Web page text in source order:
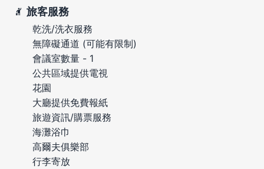
旅客服務
乾洗/洗衣服務
無障礙通道 (可能有限制)
會議室數量 - 1
公共區域提供電視
花園
大廳提供免費報紙
旅遊資訊/購票服務
海灘浴巾
高爾夫俱樂部
行李寄放